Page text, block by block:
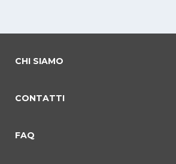
CHI SIAMO
CONTATTI
FAQ